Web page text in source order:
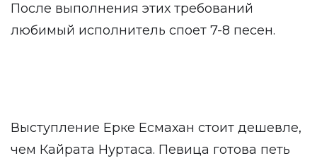
После выполнения этих требований
любимый исполнитель споет 7-8 песен.
Выступление Ерке Есмахан стоит дешевле,
чем Кайрата Нуртаса. Певица готова петь